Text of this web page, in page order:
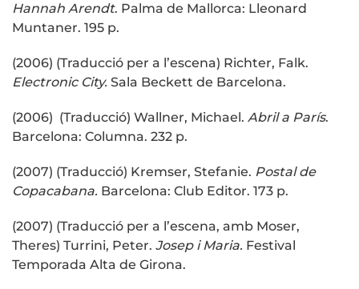
Hannah Arendt. Palma de Mallorca: Lleonard
Muntaner. 195 p.
(2006) (Traducció per a l’escena) Richter, Falk.
Electronic City. Sala Beckett de Barcelona.
(2006) (Traducció) Wallner, Michael. Abril a París.
Barcelona: Columna. 232 p.
(2007) (Traducció) Kremser, Stefanie. Postal de
Copacabana. Barcelona: Club Editor. 173 p.
(2007) (Traducció per a l’escena, amb Moser,
Theres) Turrini, Peter. Josep i Maria. Festival
Temporada Alta de Girona.